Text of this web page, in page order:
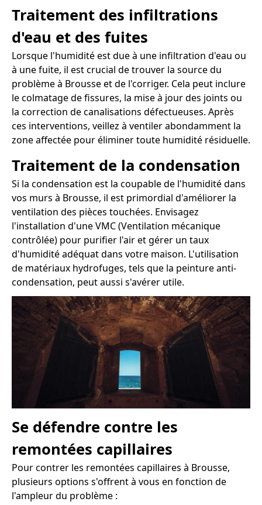
Traitement des infiltrations
d'eau et des fuites
Lorsque l'humidité est due à une infiltration d'eau ou
à une fuite, il est crucial de trouver la source du
problème à Brousse et de l'corriger. Cela peut inclure
le colmatage de fissures, la mise à jour des joints ou
la correction de canalisations défectueuses. Après
ces interventions, veillez à ventiler abondamment la
zone affectée pour éliminer toute humidité résiduelle.
Traitement de la condensation
Si la condensation est la coupable de l'humidité dans
vos murs à Brousse, il est primordial d'améliorer la
ventilation des pièces touchées. Envisagez
l'installation d'une VMC (Ventilation mécanique
contrôlée) pour purifier l'air et gérer un taux
d'humidité adéquat dans votre maison. L'utilisation
de matériaux hydrofuges, tels que la peinture anti-
condensation, peut aussi s'avérer utile.
Se défendre contre les
remontées capillaires
Pour contrer les remontées capillaires à Brousse,
plusieurs options s'offrent à vous en fonction de
l'ampleur du problème :